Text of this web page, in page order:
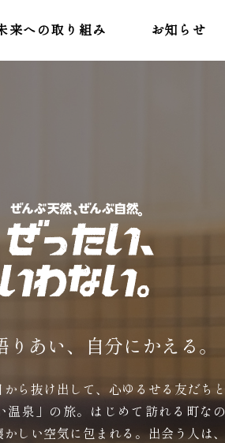
来への取り組み お知らせ
あい、自分にかえる。
ら抜け出して、心ゆるせる友だちと
温泉」の旅。はじめて訪れる町なの
しい空気に包まれる。出会う人は、